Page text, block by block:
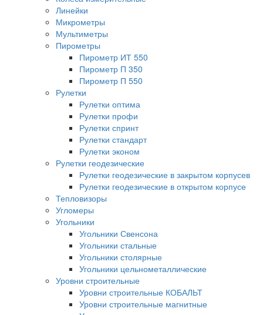
Линейки
Микрометры
Мультиметры
Пирометры
Пирометр ИТ 550
Пирометр П 350
Пирометр П 550
Рулетки
Рулетки оптима
Рулетки профи
Рулетки спринт
Рулетки стандарт
Рулетки эконом
Рулетки геодезические
Рулетки геодезические в закрытом корпусев
Рулетки геодезические в открытом корпусе
Тепловизоры
Угломеры
Угольники
Угольники Свенсона
Угольники стальные
Угольники столярные
Угольники цельнометаллические
Уровни строительные
Уровни строительные КОБАЛЬТ
Уровни строительные магнитные